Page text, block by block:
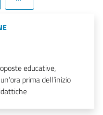
educative,
prima dell’inizio